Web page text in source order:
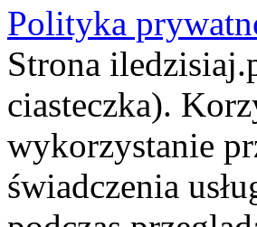
Polityka
Strona
ciasteczka).
wykorzystanie
świadczenia